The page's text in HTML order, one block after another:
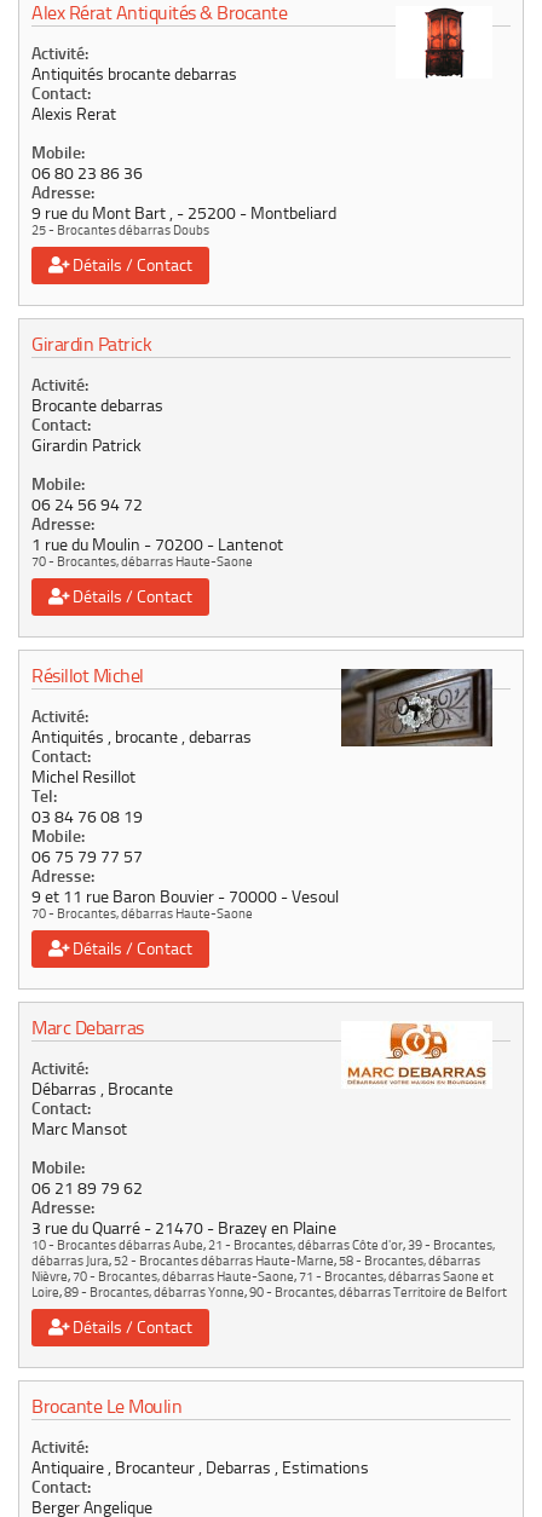
Alex Rérat Antiquités & Brocante
Activité:
Antiquités brocante debarras
Contact:
Alexis Rerat
Mobile:
06 80 23 86 36
Adresse:
9 rue du Mont Bart , 25200 Montbeliard
25 - Brocantes débarras Doubs
Détails / Contact
Girardin Patrick
Activité:
Brocante debarras
Contact:
Girardin Patrick
Mobile:
06 24 56 94 72
Adresse:
1 rue du Moulin 70200 Lantenot
70 - Brocantes, débarras Haute-Saone
Détails / Contact
Résillot Michel
Activité:
Antiquités , brocante , debarras
Contact:
Michel Resillot
Tel:
03 84 76 08 19
Mobile:
06 75 79 77 57
Adresse:
9 et 11 rue Baron Bouvier 70000 Vesoul
70 - Brocantes, débarras Haute-Saone
Détails / Contact
Marc Debarras
Activité:
Débarras , Brocante
Contact:
Marc Mansot
Mobile:
06 21 89 79 62
Adresse:
3 rue du Quarré 21470 Brazey en Plaine
10 - Brocantes débarras Aube,21 - Brocantes, débarras Côte d'or,39 - Brocantes,
débarras Jura,52 - Brocantes débarras Haute-Marne,58 - Brocantes, débarras
Nièvre,70 - Brocantes, débarras Haute-Saone,71 - Brocantes, débarras Saone et
Loire,89 - Brocantes, débarras Yonne,90 - Brocantes, débarras Territoire de Belfort
Détails / Contact
Brocante Le Moulin
Activité:
Antiquaire , Brocanteur , Debarras , Estimations
Contact:
Berger Angelique